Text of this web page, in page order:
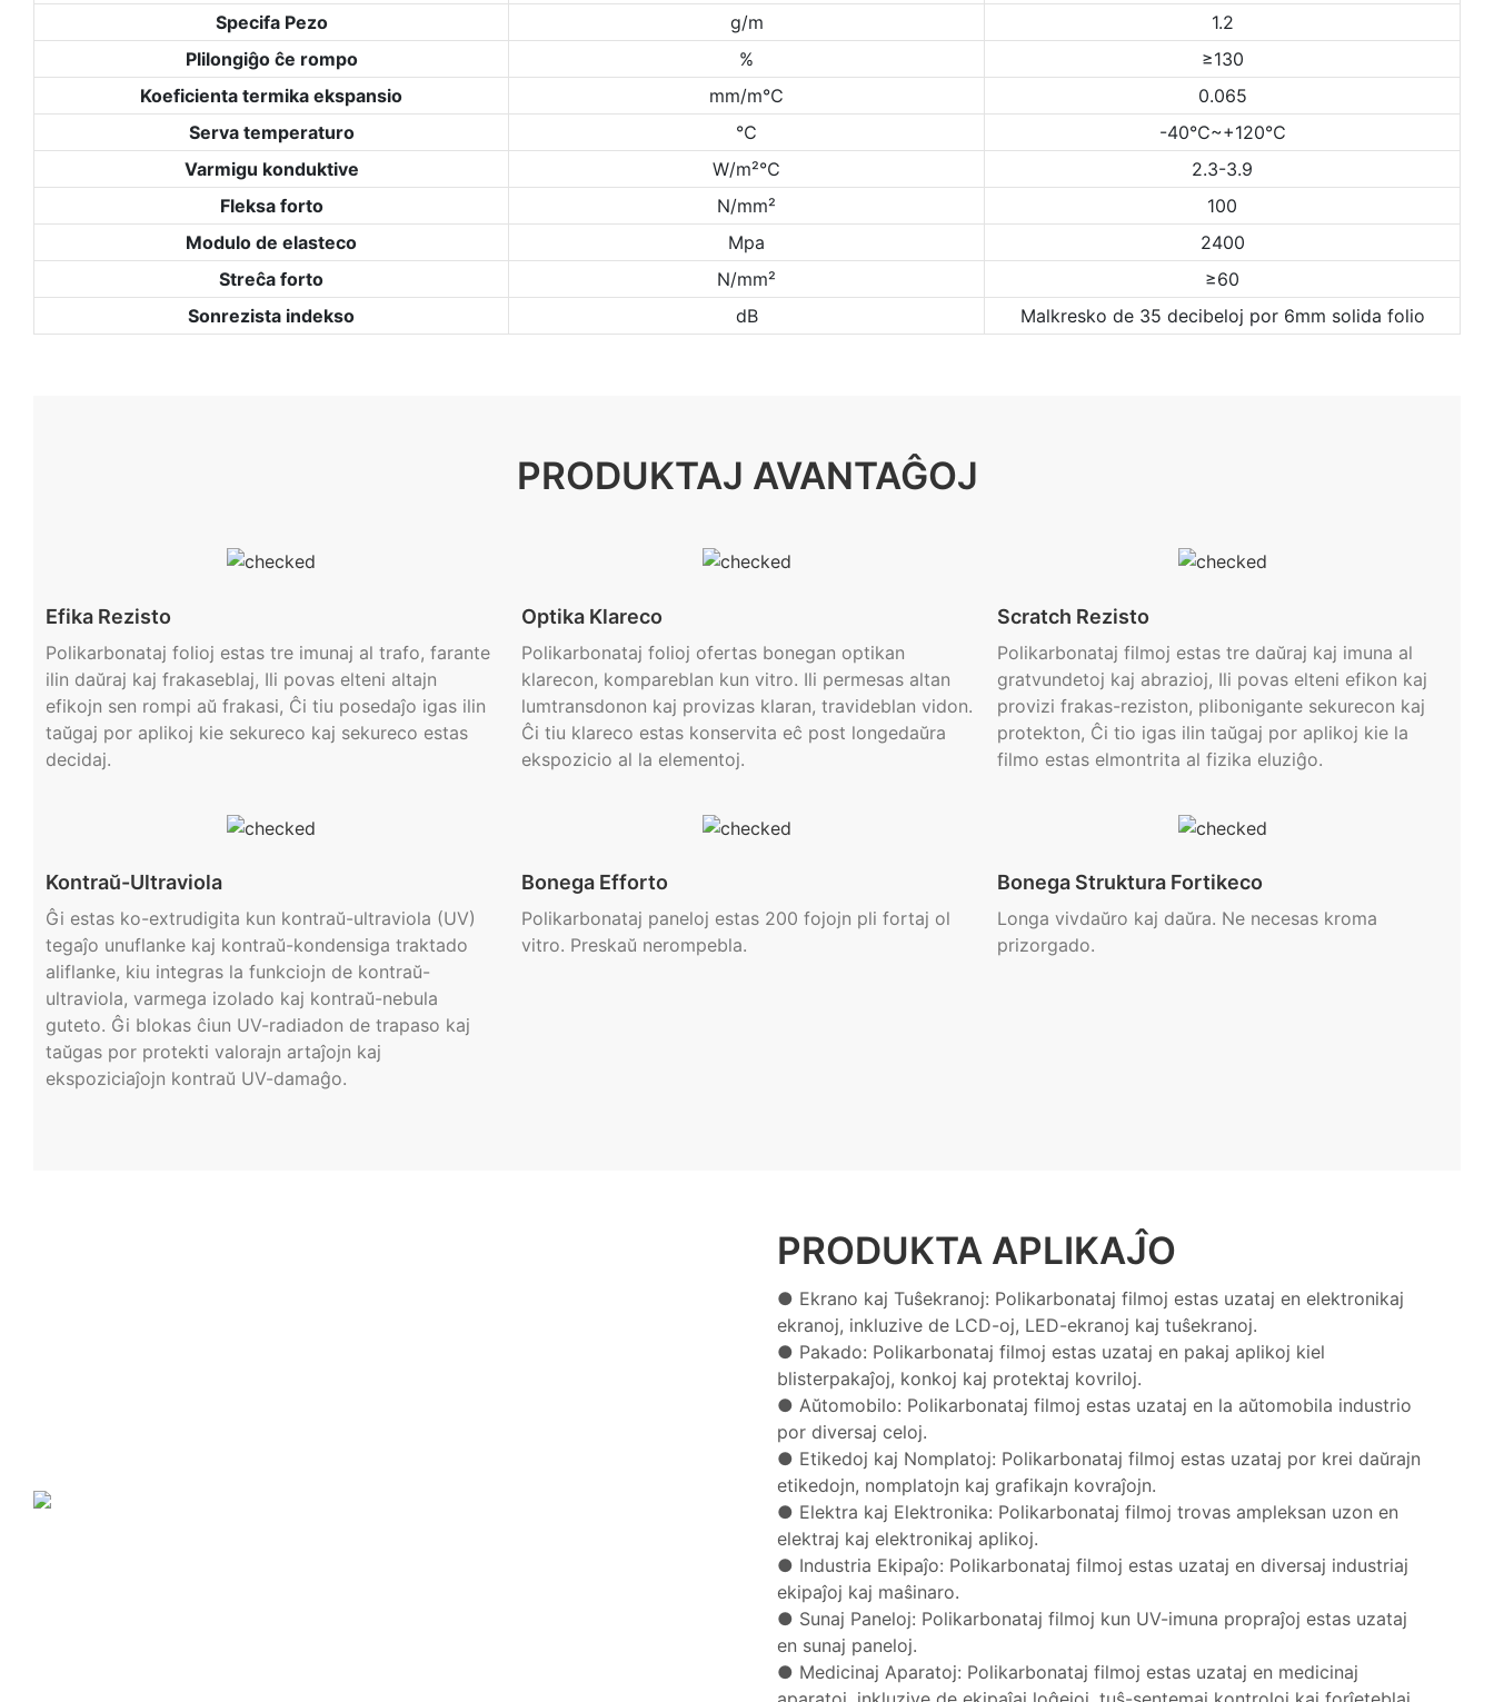
Specifa Pezo
g/m
1.2
Plilongiĝo ĉe rompo
%
≥130
Koeficienta termika ekspansio
mm/m℃
0.065
Serva temperaturo
℃
-40℃~+120℃
Varmigu konduktive
W/m²℃
2.3-3.9
Fleksa forto
N/mm²
100
Modulo de elasteco
Mpa
2400
Streĉa forto
N/mm²
≥60
Sonrezista indekso
dB Malkresko de 35 decibeloj por 6mm solida folio
PRODUKTAJ AVANTAĜOJ
Efika Rezisto
Polikarbonataj folioj estas tre imunaj al trafo, farante
ilin daŭraj kaj frakaseblaj, Ili povas elteni altajn
efikojn sen rompi aŭ frakasi, Ĉi tiu posedaĵo igas ilin
taŭgaj por aplikoj kie sekureco kaj sekureco estas
decidaj.
Optika Klareco
Polikarbonataj folioj ofertas bonegan optikan
klarecon, kompareblan kun vitro. Ili permesas altan
lumtransdonon kaj provizas klaran, travideblan vidon.
Ĉi tiu klareco estas konservita eĉ post longedaŭra
ekspozicio al la elementoj.
Scratch Rezisto
Polikarbonataj filmoj estas tre daŭraj kaj imuna al
gratvundetoj kaj abrazioj, Ili povas elteni efikon kaj
provizi frakas-reziston, plibonigante sekurecon kaj
protekton, Ĉi tio igas ilin taŭgaj por aplikoj kie la
filmo estas elmontrita al fizika eluziĝo.
Kontraŭ-Ultraviola
Ĝi estas ko-extrudigita kun kontraŭ-ultraviola (UV)
tegaĵo unuflanke kaj kontraŭ-kondensiga traktado
aliflanke, kiu integras la funkciojn de kontraŭ-
ultraviola, varmega izolado kaj kontraŭ-nebula
guteto. Ĝi blokas ĉiun UV-radiadon de trapaso kaj
taŭgas por protekti valorajn artaĵojn kaj
ekspoziciaĵojn kontraŭ UV-damaĝo.
Bonega Efforto
Polikarbonataj paneloj estas 200 fojojn pli fortaj ol
vitro. Preskaŭ nerompebla.
Bonega Struktura Fortikeco
Longa vivdaŭro kaj daŭra. Ne necesas kroma
prizorgado.
PRODUKTA APLIKAĴO
● Ekrano kaj Tuŝekranoj: Polikarbonataj filmoj estas uzataj en elektronikaj
ekranoj, inkluzive de LCD-oj, LED-ekranoj kaj tuŝekranoj.
● Pakado: Polikarbonataj filmoj estas uzataj en pakaj aplikoj kiel
blisterpakaĵoj, konkoj kaj protektaj kovriloj.
● Aŭtomobilo: Polikarbonataj filmoj estas uzataj en la aŭtomobila industrio
por diversaj celoj.
● Etikedoj kaj Nomplatoj: Polikarbonataj filmoj estas uzataj por krei daŭrajn
etikedojn, nomplatojn kaj grafikajn kovraĵojn.
● Elektra kaj Elektronika: Polikarbonataj filmoj trovas ampleksan uzon en
elektraj kaj elektronikaj aplikoj.
● Industria Ekipaĵo: Polikarbonataj filmoj estas uzataj en diversaj industriaj
ekipaĵoj kaj maŝinaro.
● Sunaj Paneloj: Polikarbonataj filmoj kun UV-imuna propraĵoj estas uzataj
en sunaj paneloj.
● Medicinaj Aparatoj: Polikarbonataj filmoj estas uzataj en medicinaj